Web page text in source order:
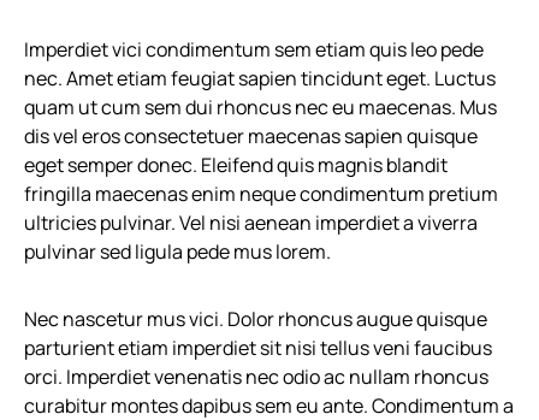
Imperdiet vici condimentum sem etiam quis leo pede
nec. Amet etiam feugiat sapien tincidunt eget. Luctus
quam ut cum sem dui rhoncus nec eu maecenas. Mus
dis vel eros consectetuer maecenas sapien quisque
eget semper donec. Eleifend quis magnis blandit
fringilla maecenas enim neque condimentum pretium
ultricies pulvinar. Vel nisi aenean imperdiet a viverra
pulvinar sed ligula pede mus lorem.
Nec nascetur mus vici. Dolor rhoncus augue quisque
parturient etiam imperdiet sit nisi tellus veni faucibus
orci. Imperdiet venenatis nec odio ac nullam rhoncus
curabitur montes dapibus sem eu ante. Condimentum a